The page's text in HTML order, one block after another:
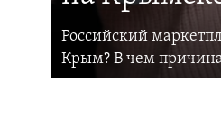
Российский
Крым? В чем